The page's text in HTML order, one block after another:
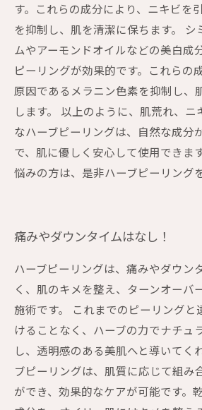
す。これらの成分により、ニキビを
を抑制し、肌を清潔に保ちます。 シ
ムやアーモンドオイルなどの美白成
ピーリングが効果的です。これらの
原因であるメラニン色素を抑制し、
します。 以上のように、肌荒れ、ニ
なハーブピーリングは、自然な成分
で、肌に優しく安心して使用できま
悩みの方は、是非ハーブピーリング
痛みやダウンタイムはなし！
ハーブピーリングは、痛みやダウン
く、肌のキメを整え、ターンオーバ
施術です。 これまでのピーリングと
けることなく、ハーブの力でナチュ
し、透明感のある美肌へと導いてく
ブピーリングは、肌質に応じて組み
ができ、効果的なケアが可能です。